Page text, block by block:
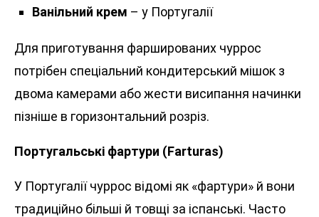
Ванільний крем – у Португалії
Для приготування фаршированих чуррос
потрібен спеціальний кондитерський мішок з
двома камерами або жести висипання начинки
пізніше в горизонтальний розріз.
Португальські фартури (Farturas)
У Португалії чуррос відомі як «фартури» й вони
традиційно більші й товщі за іспанські. Часто